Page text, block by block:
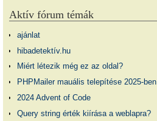
Aktív fórum témák
ajánlat
hibadetektív.hu
Miért létezik még ez az oldal?
PHPMailer mauális telepítése 2025-ben
2024 Advent of Code
Query string érték kiírása a weblapra?